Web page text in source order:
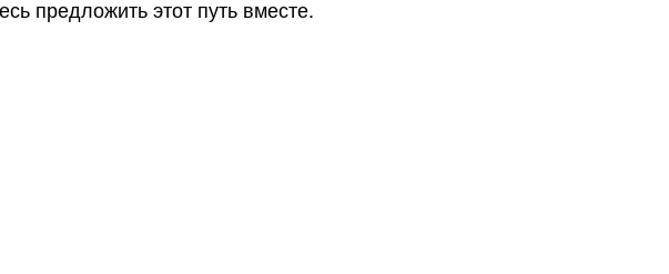
предложить этот путь вместе.